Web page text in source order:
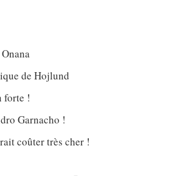
de Hojlund
forte !
Garnacho !
coûter très cher !